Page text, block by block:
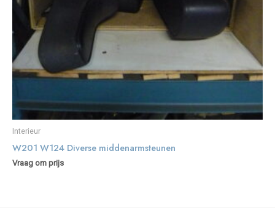
Interieur
W201 W124 Diverse middenarmsteunen
Vraag om prijs